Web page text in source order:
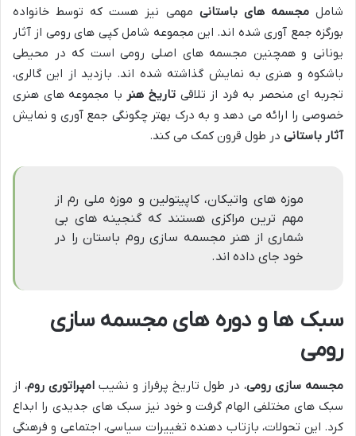
شاملمجسمه های باستانی مهمی نیز هست که توسط خانواده
بورگزه جمع آوری شده اند. این مجموعه شامل کپی های رومی از آثار
یونانی و همچنین مجسمه های اصلی رومی است که در محیطی
باشکوه و هنری به نمایش گذاشته شده اند. بازدید از این گالری،
تجربه ای منحصر به فرد از تلاقیتاریخ هنر با مجموعه های هنری
خصوصی را ارائه می دهد و به درک بهتر چگونگی جمع آوری و نمایش
آثار باستانی در طول قرون کمک می کند.
موزه های واتیکان، کاپیتولین و موزه ملی رم از
مهم ترین مراکزی هستند که گنجینه های بی
شماری از هنر مجسمه سازی روم باستان را در
خود جای داده اند.
سبک ها و دوره های مجسمه سازی
رومی
مجسمه سازی رومی، در طول تاریخ پرفراز و نشیب امپراتوری روم، از
سبک های مختلفی الهام گرفت و خود نیز سبک های جدیدی را ابداع
کرد. این تحولات، بازتاب دهنده تغییرات سیاسی، اجتماعی و فرهنگی